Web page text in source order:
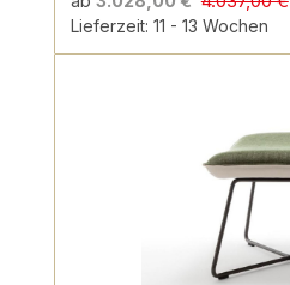
Lieferzeit: 11 - 13 Wochen